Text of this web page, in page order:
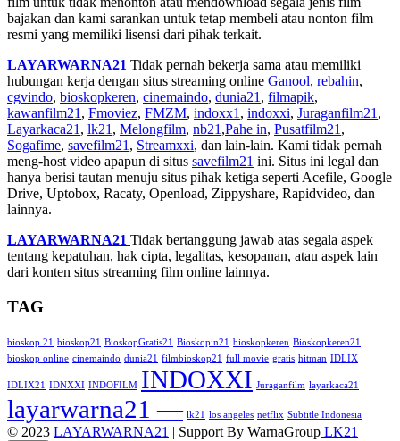
bajakan dan kami sarankan untuk tetap membeli atau nonton film
resmi yang memiliki lisensi dari pihak terkait.
LAYARWARNA21 Tidak pernah bekerja sama atau memiliki
hubungan kerja dengan situs streaming online Ganool, rebahin,
cgvindo, bioskopkeren, cinemaindo, dunia21 , filmapik,
kawanfilm21 , Fmoviez, FMZM, indoxx1 , indoxxi, Juraganfilm21 ,
Layarkaca21 , lk21 , Melongfilm, nb21 ,Pahe in, Pusatfilm21 ,
Sogafime, savefilm21 , Streamxxi, dan lain-lain. Kami tidak pernah
meng-host video apapun di situs savefilm21 ini. Situs ini legal dan
hanya berisi tautan menuju situs pihak ketiga seperti Acefile, Google
Drive, Uptobox, Racaty, Openload, Zippyshare, Rapidvideo, dan
lainnya.
LAYARWARNA21 Tidak bertanggung jawab atas segala aspek
tentang kepatuhan, hak cipta, legalitas, kesopanan, atau aspek lain
dari konten situs streaming film online lainnya.
TAG
bioskop 21 bioskop21 BioskopGratis21 Bioskopin21 bioskopkeren Bioskopkeren21
bioskop online cinemaindo dunia21 filmbioskop21 full movie gratis hitman IDLIX
IDLIX21 IDNXXI INDOFILM INDOXXI Juraganfilm layarkaca21
layarwarna21 — lk21 los angeles netflix Subtitle Indonesia
© 2023 LAYARWARNA21 | Support By WarnaGroup LK21